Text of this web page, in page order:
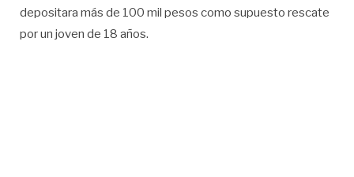
depositara más de 100 mil pesos como supuesto rescate
por un joven de 18 años.